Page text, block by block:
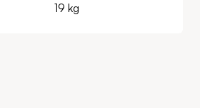
19 kg